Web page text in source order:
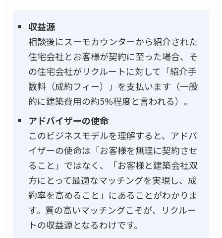
収益源
相談後にスーモカウンターから紹介された
住宅会社とお客様が契約に至った場合、そ
の住宅会社がリクルートに対して「紹介手
数料（成約フィー）」を支払います（一般
的に建築費用の約5%程度と言われる）。
アドバイザーの使命
このビジネスモデルを理解すると、アドバ
イザーの使命は「お客様を無理に契約させ
ること」ではなく、「お客様と建築会社双
方にとって最適なマッチングを実現し、成
約率を高めること」にあることがわかりま
す。質の高いマッチングこそが、リクルー
トの収益源となるわけです。